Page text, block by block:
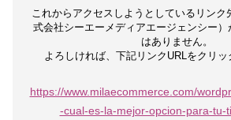
これからアクセスしようとしているリンク
式会社シーエーメディアエージェンシー
はありません。
よろしければ、下記リンクURLをクリッ
https://www.milaecommerce.com/
-cual-es-la-mejor-opcion-para-tu-